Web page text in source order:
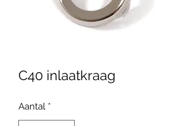
C40 inlaatkraag
Aantal *